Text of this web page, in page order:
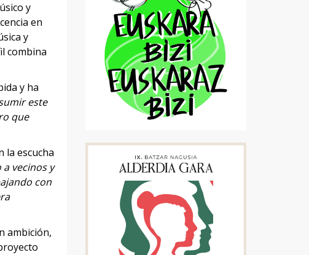
y
en
y
combina
y ha
este
que
la escucha
vecinos y
con
ambición,